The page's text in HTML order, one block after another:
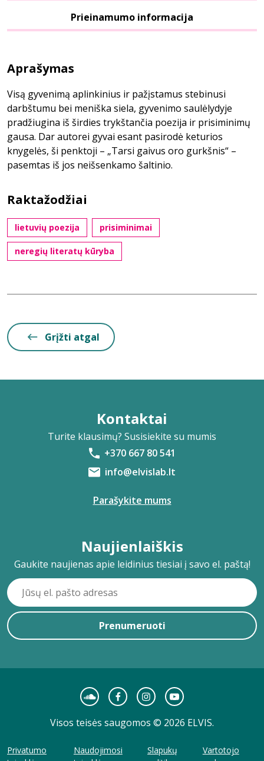
Prieinamumo informacija
Aprašymas
Visą gyvenimą aplinkinius ir pažįstamus stebinusi
darbštumu bei meniška siela, gyvenimo saulėlydyje
pradžiugina iš širdies trykštančia poezija ir prisiminimų
gausa. Dar autorei gyvai esant pasirodė keturios
knygelės, ši penktoji – „Tarsi gaivus oro gurkšnis“ –
pasemtas iš jos neišsenkamo šaltinio.
Raktažodžiai
lietuvių poezija prisiminimai
neregių literatų kūryba
Grįžti atgal
Kontaktai
Turite klausimų? Susisiekite su mumis
+370 667 80 541
info@elvislab.lt
Parašykite mums
Naujienlaiškis
Gaukite naujienas apie leidinius tiesiai į savo el. paštą!
Prenumeruoti
Visos teisės saugomos © 2026 ELVIS.
Privatumo
Naudojimosi
Slapukų
Vartotojo